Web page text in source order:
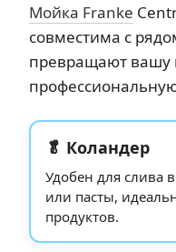
Мойка Franke
совместима с
превращают вашу
🥬 Коландер
Удобен для слива
или пасты,
продуктов.